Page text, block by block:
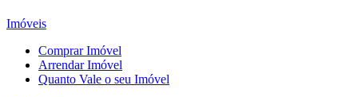
Imóveis
Comprar Imóvel
Arrendar Imóvel
Quanto Vale o seu Imóvel